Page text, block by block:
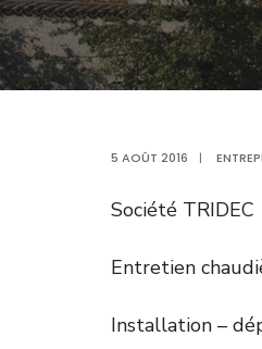
5 AOÛT 2016 |
Société TRIDEC
Entretien
Installation –